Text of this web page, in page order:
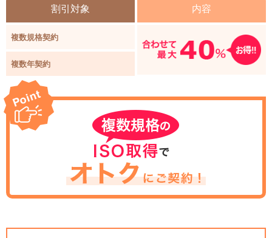
割引対象 内容
複数規格契約
複数年契約